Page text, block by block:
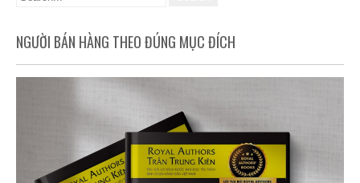
NGƯỜI BÁN HÀNG THEO ĐÚNG MỤC ĐÍCH